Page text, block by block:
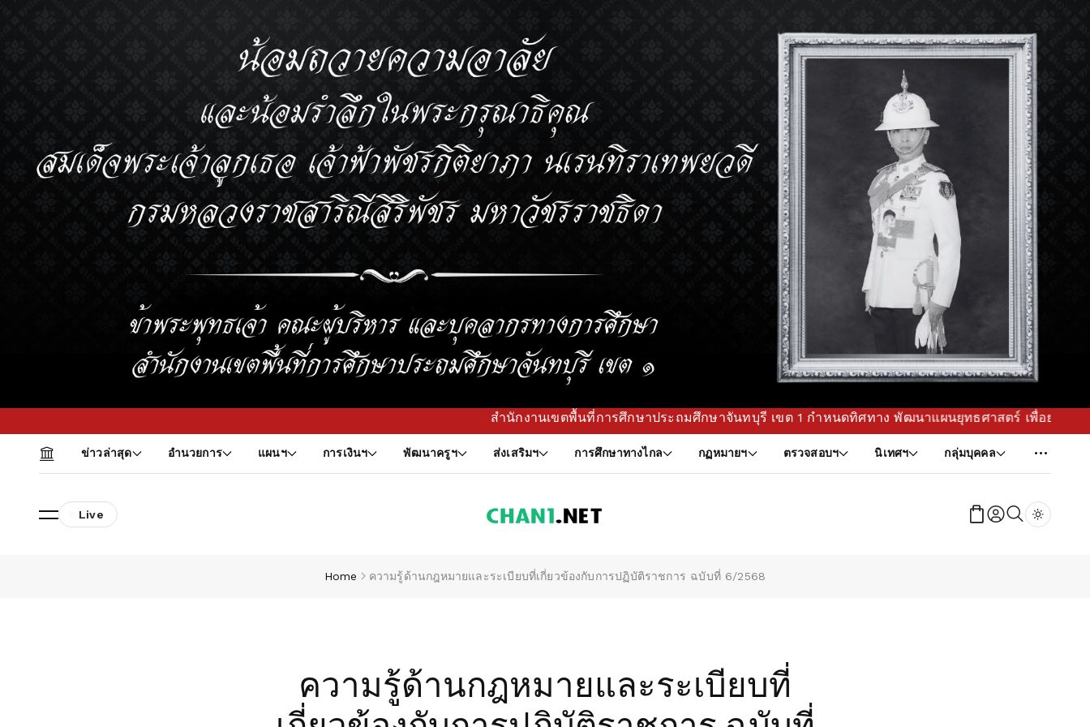
สำนักงานเขตพื้นที่การศึกษาประถมศึกษาจันทบุรี เขต 1 กำหนดทิศทาง พัฒนาแผนยุทธศาสตร์ เพื่อยกระดับคุณภา
ข่าวล่าสุด อำนวยการ แผนฯ การเงินฯ พัฒนาครูฯ ส่งเสริมฯ การศึกษาทางไกล กฏหมายฯ ตรวจสอบฯ นิเทศฯ กลุ่มบุคคล
Live
Home ความรู้ด้านกฎหมายและระเบียบที่เกี่ยวข้องกับการปฏิบัติราชการ ฉบับที่ 6/2568
ความรู้ด้านกฎหมายและระเบียบที่